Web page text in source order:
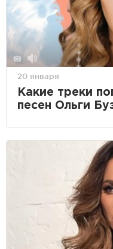
20 января
Какие треки
песен Ольги